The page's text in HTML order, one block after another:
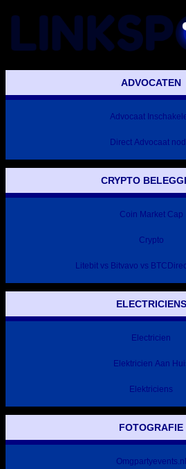
ADVOCATEN
Advocaat
Direct Advocaat
CRYPTO
Coin Market Cap
Crypto
Litebit vs Bitvavo vs
ELECTRICIENS
Electricien
Elektricien Aan
Elektriciens
FOTOGRAFIE
Omgpartyevents.nl